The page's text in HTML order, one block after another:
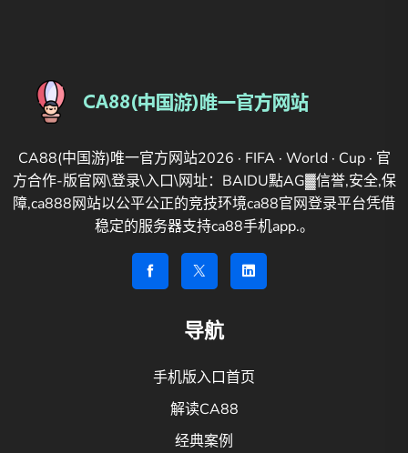
CA88(中国游)唯一官方网站2026 · FIFA · World · Cup · 官
方合作-版官网\登录\入口\网址：BAIDU點AG▓信誉,安全,保
障,ca888网站以公平公正的竞技环境ca88官网登录平台凭借
稳定的服务器支持ca88手机app.。
导航
手机版入口首页
解读CA88
经典案例